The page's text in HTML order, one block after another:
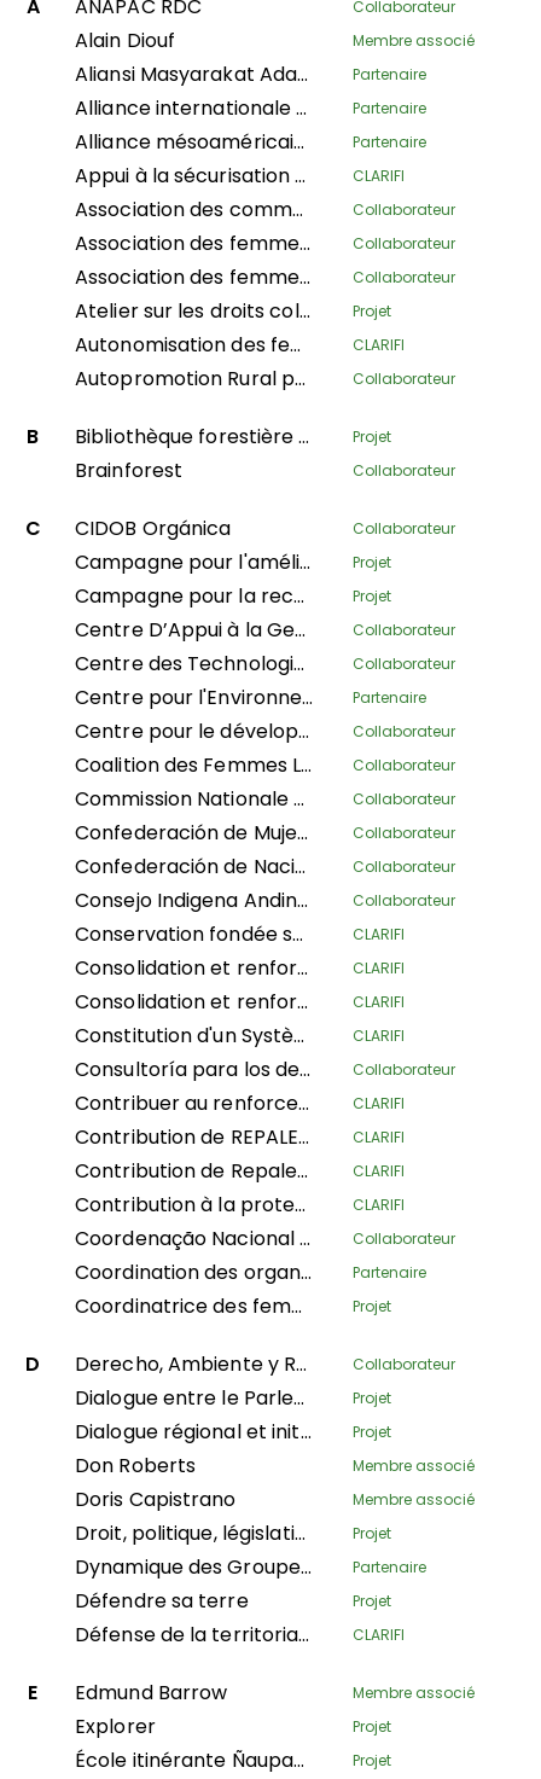
A ANAPAC RDC Collaborateur
Alain Diouf Membre associé
Aliansi Masyarakat Adat Nusantara Partenaire
Alliance internationale pour les forêts familiales Partenaire
Alliance mésoaméricaine des peuples et des forêts Partenaire
Appui à la sécurisation des droits fonciers des peuples autochtones pygmées avant, pendant et après les processus de réforme foncière et d’aménagement du territoire en République Démocratique du Congo CLARIFI
Association des communautés Saamaka Collaborateur
Association des femmes afro-colombiennes du nord de Cauca Collaborateur
Association des femmes artisanes Embera Collaborateur
Atelier sur les droits collectifs des communautés noires Projet
Autonomisation des femmes pour s’occuper de leurs foyers dans le département des Plateaux CLARIFI
Autopromotion Rural pour un Developpement Humain Durable Collaborateur
B Bibliothèque forestière communautaire Projet
Brainforest Collaborateur
C CIDOB Orgánica Collaborateur
Campagne pour l'amélioration des conditions de vie et la reconnaissance du droit coutumier et de la gouvernance tribale des peuples autochtones dans tous les secteurs au sein du cadre national Projet
Campagne pour la reconnaissance juridique des peuples autochtones et pygmées en RDC aux niveaux local, national et international Projet
Centre D’Appui à la Gestion Durable des Fôrets Tropicales Collaborateur
Centre des Technologies Innovatrices et le Développement Durable Collaborateur
Centre pour l'Environnement et le Développement Partenaire
Centre pour le développement ethnique Collaborateur
Coalition des Femmes Leaders pour l’Environnement et le Développement Durable Collaborateur
Commission Nationale des Territoires Autochtones Collaborateur
Confederación de Mujeres Indígenas de Bolivia LA Collaborateur
Confederación de Nacionalidades Indígenas de la Amazonía Ecuatoriana Collaborateur
Consejo Indigena Andino del Peru Collaborateur
Conservation fondée sur les droits avec reconnaissance des institutions coutumières et de la gouvernance traditionnelle CLARIFI
Consolidation et renforcement de la défense territoriale des peuples autochtones : assainissement juridique et physique et mise en œuvre de modules d'alerte précoce dans les communautés autochtones de l'Amazonie péruvienne CLARIFI
Consolidation et renforcement de la défense territoriale des peuples indigènes : assainissement physique et juridique et mise en œuvre de modules d'alerte précoce dans les communautés natives de l'Amazonie péruvienne CLARIFI
Constitution d'un Système d'aires protégées communautaires avec une approche des peuples afro-descendants (Phase I) des communautés noires dans quatre conseils communautaires : Femmes afro-descendantes de Patía California et Despertad Patíanos dans le département de Cauca ; Martin Luther King dans le département de Guaviare ; et Palenque Bacatá dans le département de Cundinamarca CLARIFI
Consultoría para los derechos humanos y el desplazamiento Collaborateur
Contribuer au renforcement de la reconnaissance et de la protection des territoires ancestraux d'une perspective autochtone et de la souveraineté alimentaire des femmes autochtones amazoniennes CLARIFI
Contribution de REPALEAC au suivi et à l'évaluation des activités dans le cadre du partenariat pour les peuples, la nature et le climat CLARIFI
Contribution de Repaleac à la mise en œuvre du projet Alliance Shandia pour les peuples, la nature et le climat dans le bassin du Congo CLARIFI
Contribution à la protection des forêts tropicales humides du bassin du Congo grâce à la sécurité juridique des terres ancestrales des communautés dépendantes des forêts en République Démocratique du Congo CLARIFI
Coordenação Nacional de Articulação das Comunidades Negras Rurais Quilombolas Collaborateur
Coordination des organisations autochtones du bassin amazonien Partenaire
Coordinatrice des femmes leaders territoriales de Méso-Amérique de l'AMPB Projet
D Derecho, Ambiente y Recursos Naturales Collaborateur
Dialogue entre le Parlement et le gouvernement sur la gouvernance foncière Projet
Dialogue régional et initiative de recherche sur la gouvernance territoriale Projet
Don Roberts Membre associé
Doris Capistrano Membre associé
Droit, politique, législation et contentieux Projet
Dynamique des Groupes des Peuples Autochtones Partenaire
Défendre sa terre Projet
Défense de la territorialité et de l'autonomie des Wampis face à la crise extractiviste au Pérou CLARIFI
E Edmund Barrow Membre associé
Explorer Projet
École itinérante Ñaupaqta Tapuway Projet